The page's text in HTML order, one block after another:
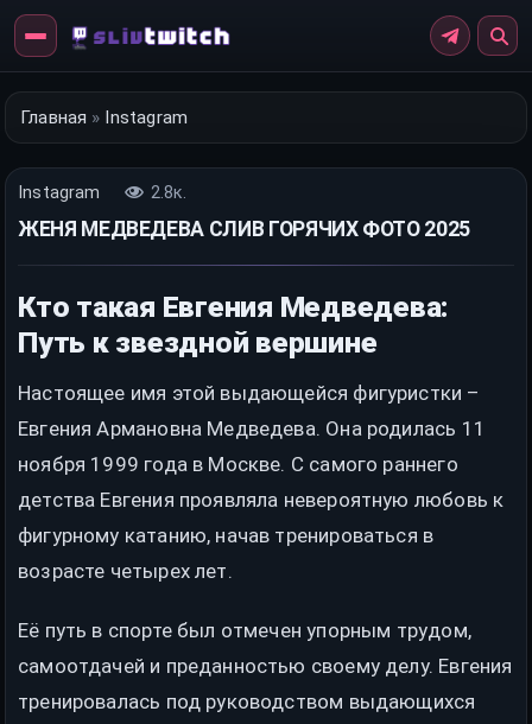
Перейти
контенту
Главная » Instagram
Instagram 2.8к.
ЖЕНЯ МЕДВЕДЕВА СЛИВ ГОРЯЧИХ ФОТО 2025
Кто такая Евгения Медведева:
Путь к звездной вершине
Настоящее имя этой выдающейся фигуристки –
Евгения Армановна Медведева. Она родилась 11
ноября 1999 года в Москве. С самого раннего
детства Евгения проявляла невероятную любовь к
фигурному катанию, начав тренироваться в
возрасте четырех лет.
Её путь в спорте был отмечен упорным трудом,
самоотдачей и преданностью своему делу. Евгения
тренировалась под руководством выдающихся